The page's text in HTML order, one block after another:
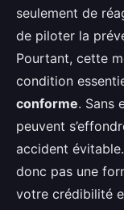
seulement de
de piloter la
Pourtant, cette
condition
conforme. Sans
peuvent
accident
donc pas une
votre crédibilité